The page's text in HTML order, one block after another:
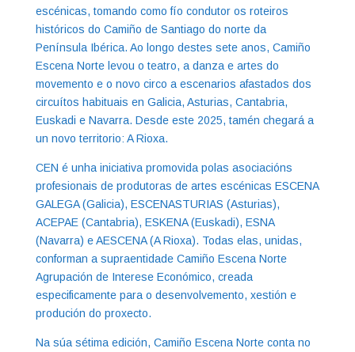
escénicas, tomando como fío condutor os roteiros
históricos do Camiño de Santiago do norte da
Península Ibérica. Ao longo destes sete anos, Camiño
Escena Norte levou o teatro, a danza e artes do
movemento e o novo circo a escenarios afastados dos
circuítos habituais en Galicia, Asturias, Cantabria,
Euskadi e Navarra. Desde este 2025, tamén chegará a
un novo territorio: A Rioxa.
CEN é unha iniciativa promovida polas asociacións
profesionais de produtoras de artes escénicas ESCENA
GALEGA (Galicia), ESCENASTURIAS (Asturias),
ACEPAE (Cantabria), ESKENA (Euskadi), ESNA
(Navarra) e AESCENA (A Rioxa). Todas elas, unidas,
conforman a supraentidade Camiño Escena Norte
Agrupación de Interese Económico, creada
especificamente para o desenvolvemento, xestión e
produción do proxecto.
Na súa sétima edición, Camiño Escena Norte conta no